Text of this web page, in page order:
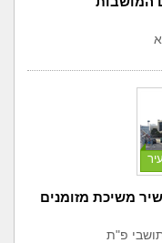
משיכת מזומנים
פ"ת